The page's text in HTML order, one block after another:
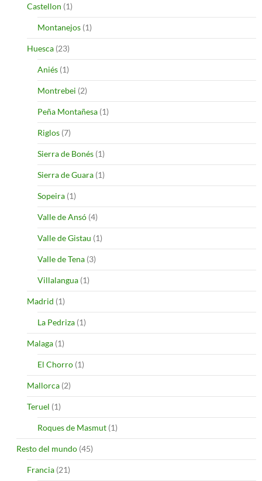
Castellon (1)
Montanejos (1)
Huesca (23)
Aniés (1)
Montrebei (2)
Peña Montañesa (1)
Riglos (7)
Sierra de Bonés (1)
Sierra de Guara (1)
Sopeira (1)
Valle de Ansó (4)
Valle de Gistau (1)
Valle de Tena (3)
Villalangua (1)
Madrid (1)
La Pedriza (1)
Malaga (1)
El Chorro (1)
Mallorca (2)
Teruel (1)
Roques de Masmut (1)
Resto del mundo (45)
Francia (21)